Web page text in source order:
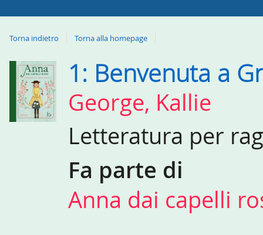
Torna indietro Torna alla homepage
Dettaglio
del
documento
1: Benvenuta a
George, Kallie
Letteratura per
Fa parte di
Anna dai capelli